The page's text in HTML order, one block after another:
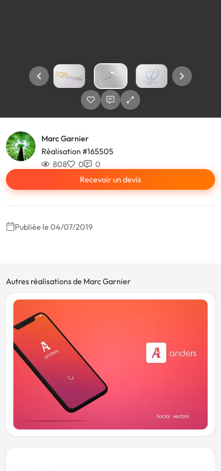
Marc Garnier
Réalisation #165505
808
0
0
Recevoir un devis
Publiée le 04/07/2019
Autres réalisations de Marc Garnier